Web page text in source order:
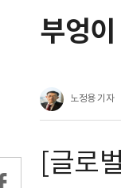
부엉
노정용 기자
[글로